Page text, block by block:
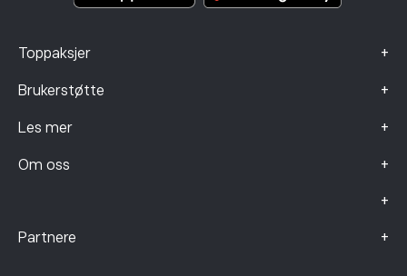
Toppaksjer +
Brukerstøtte +
Les mer +
Om oss +
+
Partnere +